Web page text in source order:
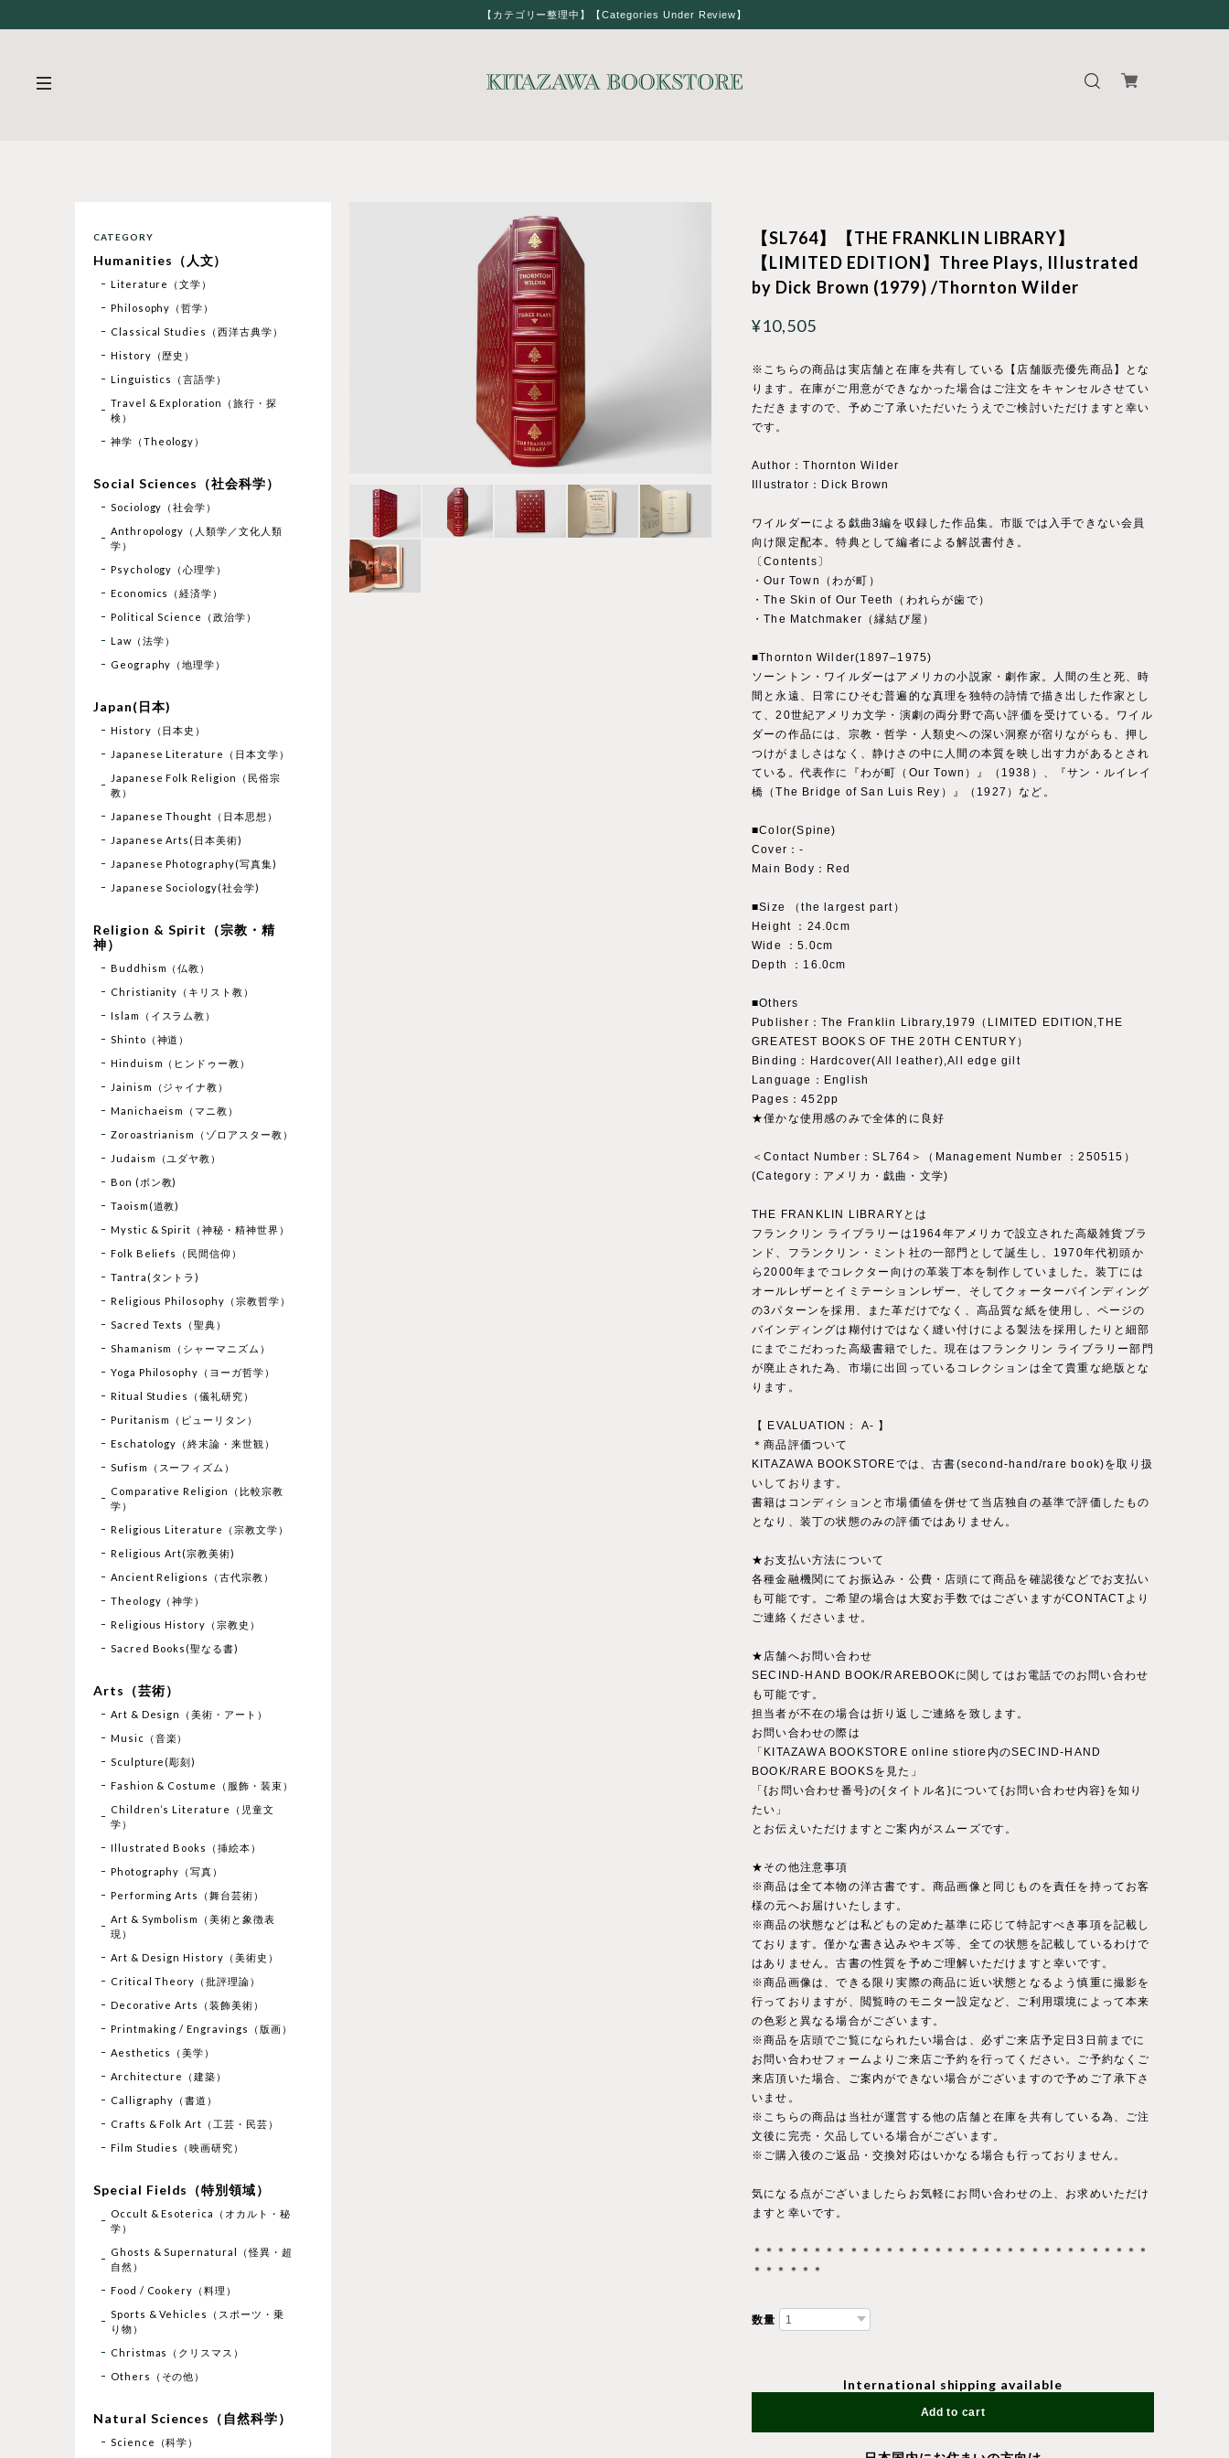
【カテゴリー整理中】【Categories Under Review】
【SL764】【THE FRANKLIN LIBRARY】
【LIMITED EDITION】Three Plays, Illustrated
by Dick Brown (1979) /Thornton Wilder
¥10,505
※こちらの商品は実店舗と在庫を共有している【店舗販売優先商品】とな
ります。在庫がご用意ができなかった場合はご注文をキャンセルさせてい
ただきますので、予めご了承いただいたうえでご検討いただけますと幸い
です。
Author：Thornton Wilder
Illustrator：Dick Brown
ワイルダーによる戯曲3編を収録した作品集。市販では入手できない会員
向け限定配本。特典として編者による解説書付き。
〔Contents〕
・Our Town（わが町）
・The Skin of Our Teeth（われらが歯で）
・The Matchmaker（縁結び屋）
■Thornton Wilder(1897–1975)
ソーントン・ワイルダーはアメリカの小説家・劇作家。人間の生と死、時
間と永遠、日常にひそむ普遍的な真理を独特の詩情で描き出した作家とし
て、20世紀アメリカ文学・演劇の両分野で高い評価を受けている。ワイル
ダーの作品には、宗教・哲学・人類史への深い洞察が宿りながらも、押し
つけがましさはなく、静けさの中に人間の本質を映し出す力があるとされ
ている。代表作に『わが町（Our Town）』（1938）、『サン・ルイレイ
橋（The Bridge of San Luis Rey）』（1927）など。
■Color(Spine)
Cover：‐
Main Body：Red
■Size （the largest part）
Height ：24.0cm
Wide ：5.0cm
Depth ：16.0cm
■Others
Publisher：The Franklin Library,1979（LIMITED EDITION,THE
GREATEST BOOKS OF THE 20TH CENTURY）
Binding：Hardcover(All leather),All edge gilt
Language：English
Pages：452pp
★僅かな使用感のみで全体的に良好
＜Contact Number：SL764＞（Management Number ：250515）
(Category：アメリカ・戯曲・文学)
THE FRANKLIN LIBRARYとは
フランクリン ライブラリーは1964年アメリカで設立された高級雑貨ブラ
ンド、フランクリン・ミント社の一部門として誕生し、1970年代初頭か
ら2000年までコレクター向けの革装丁本を制作していました。装丁には
オールレザーとイミテーションレザー、そしてクォーターバインディング
の3パターンを採用、また革だけでなく、高品質な紙を使用し、ページの
バインディングは糊付けではなく縫い付けによる製法を採用したりと細部
にまでこだわった高級書籍でした。現在はフランクリン ライブラリー部門
が廃止された為、市場に出回っているコレクションは全て貴重な絶版とな
ります。
【 EVALUATION： A- 】
＊商品評価ついて
KITAZAWA BOOKSTOREでは、古書(second-hand/rare book)を取り扱
いしております。
書籍はコンディションと市場価値を併せて当店独自の基準で評価したもの
となり、装丁の状態のみの評価ではありません。
★お支払い方法について
各種金融機関にてお振込み・公費・店頭にて商品を確認後などでお支払い
も可能です。ご希望の場合は大変お手数ではございますがCONTACTより
ご連絡くださいませ。
★店舗へお問い合わせ
SECIND-HAND BOOK/RAREBOOKに関してはお電話でのお問い合わせ
も可能です。
担当者が不在の場合は折り返しご連絡を致します。
お問い合わせの際は
「KITAZAWA BOOKSTORE online stiore内のSECIND-HAND
BOOK/RARE BOOKSを見た」
「{お問い合わせ番号}の{タイトル名}について{お問い合わせ内容}を知り
たい」
とお伝えいただけますとご案内がスムーズです。
★その他注意事項
※商品は全て本物の洋古書です。商品画像と同じものを責任を持ってお客
様の元へお届けいたします。
※商品の状態などは私どもの定めた基準に応じて特記すべき事項を記載し
ております。僅かな書き込みやキズ等、全ての状態を記載しているわけで
はありません。古書の性質を予めご理解いただけますと幸いです。
※商品画像は、できる限り実際の商品に近い状態となるよう慎重に撮影を
行っておりますが、閲覧時のモニター設定など、ご利用環境によって本来
の色彩と異なる場合がございます。
※商品を店頭でご覧になられたい場合は、必ずご来店予定日3日前までに
お問い合わせフォームよりご来店ご予約を行ってください。ご予約なくご
来店頂いた場合、ご案内ができない場合がございますので予めご了承下さ
いませ。
※こちらの商品は当社が運営する他の店舗と在庫を共有している為、ご注
文後に完売・欠品している場合がございます。
※ご購入後のご返品・交換対応はいかなる場合も行っておりません。
気になる点がございましたらお気軽にお問い合わせの上、お求めいただけ
ますと幸いです。
＊＊＊＊＊＊＊＊＊＊＊＊＊＊＊＊＊＊＊＊＊＊＊＊＊＊＊＊＊＊＊＊＊
＊＊＊＊＊＊
数量
International shipping available
Add to cart
CATEGORY
Humanities（人文）
Literature（文学）
Philosophy（哲学）
Classical Studies（西洋古典学）
History（歴史）
Linguistics（言語学）
Travel & Exploration（旅行・探
検）
神学（Theology）
Social Sciences（社会科学）
Sociology（社会学）
Anthropology（人類学／文化人類
学）
Psychology（心理学）
Economics（経済学）
Political Science（政治学）
Law（法学）
Geography（地理学）
Japan(日本)
History（日本史）
Japanese Literature（日本文学）
Japanese Folk Religion（民俗宗
教）
Japanese Thought（日本思想）
Japanese Arts(日本美術)
Japanese Photography(写真集)
Japanese Sociology(社会学)
Religion & Spirit（宗教・精
神）
Buddhism（仏教）
Christianity（キリスト教）
Islam（イスラム教）
Shinto（神道）
Hinduism（ヒンドゥー教）
Jainism（ジャイナ教）
Manichaeism（マニ教）
Zoroastrianism（ゾロアスター教）
Judaism（ユダヤ教）
Bon (ボン教)
Taoism(道教)
Mystic & Spirit（神秘・精神世界）
Folk Beliefs（民間信仰）
Tantra(タントラ)
Religious Philosophy（宗教哲学）
Sacred Texts（聖典）
Shamanism（シャーマニズム）
Yoga Philosophy（ヨーガ哲学）
Ritual Studies（儀礼研究）
Puritanism（ピューリタン）
Eschatology（終末論・来世観）
Sufism（スーフィズム）
Comparative Religion（比較宗教
学）
Religious Literature（宗教文学）
Religious Art(宗教美術)
Ancient Religions（古代宗教）
Theology（神学）
Religious History（宗教史）
Sacred Books(聖なる書)
Arts（芸術）
Art & Design（美術・アート）
Music（音楽）
Sculpture(彫刻)
Fashion & Costume（服飾・装束）
Children’s Literature（児童文
学）
Illustrated Books（挿絵本）
Photography（写真）
Performing Arts（舞台芸術）
Art & Symbolism（美術と象徴表
現）
Art & Design History（美術史）
Critical Theory（批評理論）
Decorative Arts（装飾美術）
Printmaking / Engravings（版画）
Aesthetics（美学）
Architecture（建築）
Calligraphy（書道）
Crafts & Folk Art（工芸・民芸）
Film Studies（映画研究）
Special Fields（特別領域）
Occult & Esoterica（オカルト・秘
学）
Ghosts & Supernatural（怪異・超
自然）
Food / Cookery（料理）
Sports & Vehicles（スポーツ・乗
り物）
Christmas（クリスマス）
Others（その他）
Natural Sciences（自然科学）
Science（科学）